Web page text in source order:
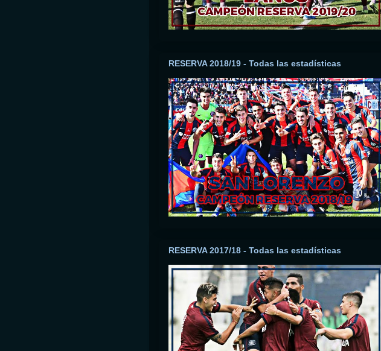
RESERVA 2018/19 - Todas las estadísticas
RESERVA 2017/18 - Todas las estadísticas